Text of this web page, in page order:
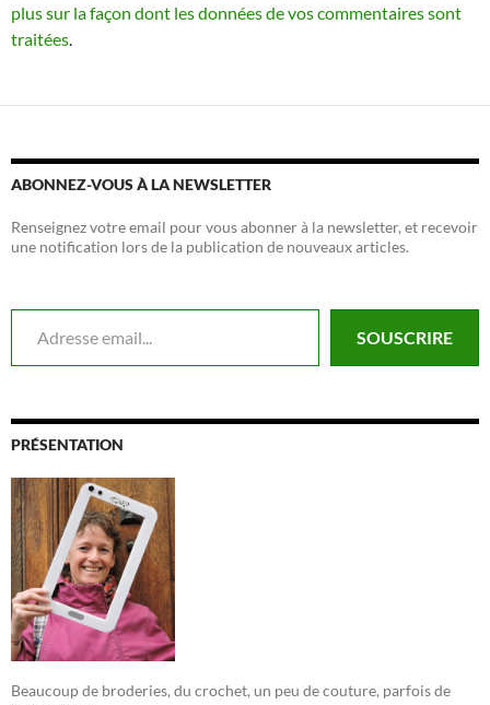
plus sur la façon dont les données de vos commentaires sont
traitées.
ABONNEZ-VOUS À LA NEWSLETTER
Renseignez votre email pour vous abonner à la newsletter, et recevoir
une notification lors de la publication de nouveaux articles.
Adresse email...
SOUSCRIRE
PRÉSENTATION
Beaucoup de broderies, du crochet, un peu de couture, parfois de